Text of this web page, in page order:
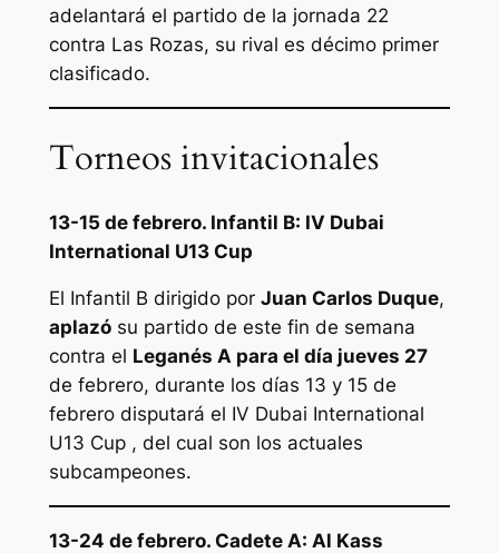
adelantará el partido de la jornada 22
contra Las Rozas, su rival es décimo primer
clasificado.
Torneos invitacionales
13-15 de febrero. Infantil B: IV Dubai
International U13 Cup
El Infantil B dirigido por Juan Carlos Duque,
aplazósu partido de este fin de semana
contra el Leganés A para el día jueves 27
de febrero, durante los días 13 y 15 de
febrero disputará el IV Dubai International
U13 Cup , del cual son los actuales
subcampeones.
13-24 de febrero. Cadete A: Al Kass